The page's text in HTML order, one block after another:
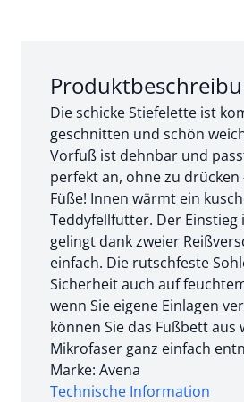
Abschnitt 1 von 3:
Die schicke Stiefelette ist
geschnitten und schön
Vorfuß ist dehnbar und
perfekt an, ohne zu
Füße! Innen wärmt ein
Teddyfellfutter. Der Einstieg
gelingt dank zweier
einfach. Die rutschfeste
Sicherheit auch auf
wenn Sie eigene Einlagen
können Sie das Fußbett aus
Mikrofaser ganz einfach
Marke: Avena
Technische Information